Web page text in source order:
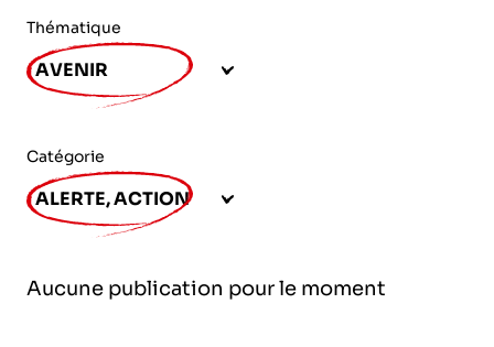
INSERM – Institut national de la santé et de la
recherche médicale
développement
INED – Institut national d’études
démographiques
l’exploitation de la mer
PUBLICATIONS
ADHÉRER
Thématique
AVENIR
Catégorie
ALERTE, ACTION
Aucune publication pour le moment